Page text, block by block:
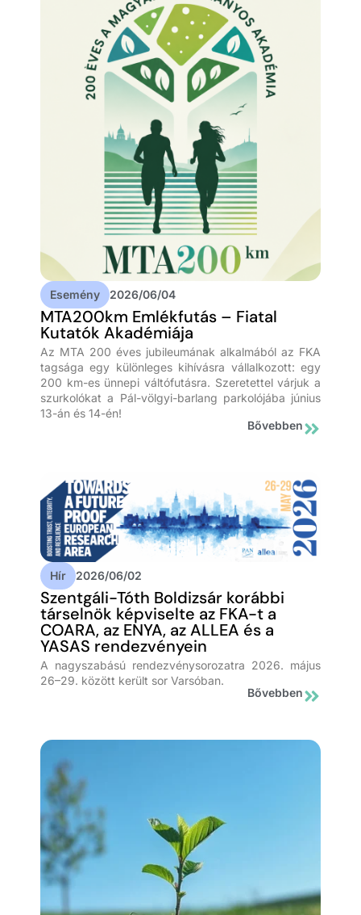
Esemény 2026/06/04
MTA200km Emlékfutás – Fiatal
Kutatók Akadémiája
Az MTA 200 éves jubileumának alkalmából az FKA
tagsága egy különleges kihívásra vállalkozott: egy
200 km-es ünnepi váltófutásra. Szeretettel várjuk a
szurkolókat a Pál-völgyi-barlang parkolójába június
13-án és 14-én!
Bővebben
Hír 2026/06/02
Szentgáli-Tóth Boldizsár korábbi
társelnök képviselte az FKA-t a
COARA, az ENYA, az ALLEA és a
YASAS rendezvényein
A nagyszabású rendezvénysorozatra 2026. május
26–29. között került sor Varsóban.
Bővebben